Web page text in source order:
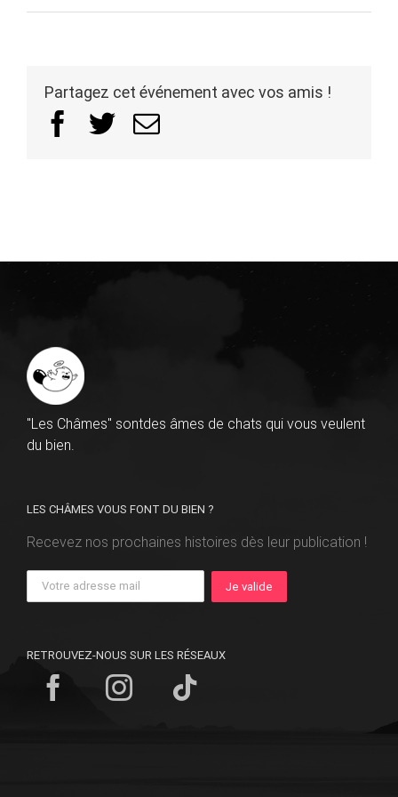
Partagez cet événement avec vos amis !
Facebook
TwitterEmail
"Les Châmes" sontdes âmes de chats qui vous veulent
du bien.
LES CHÂMES VOUS FONT DU BIEN ?
Recevez nos prochaines histoires dès leur publication !
RETROUVEZ-NOUS SUR LES RÉSEAUX